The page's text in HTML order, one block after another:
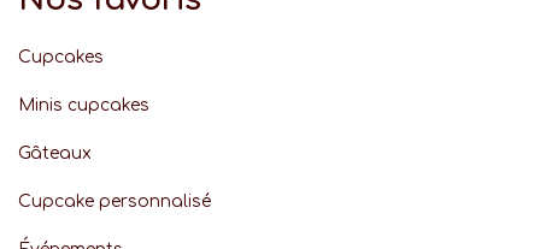
Cupcakes
Minis cupcakes
Gâteaux
Cupcake personnalisé